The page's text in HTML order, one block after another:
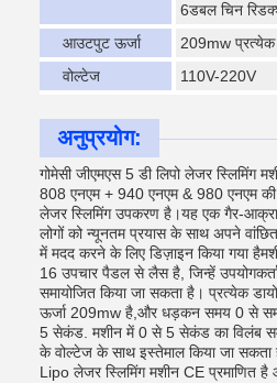
6डबल चिन
आउटपुट ऊर्जा
209mw प्रत्येक
वोल्टेज
110V-220V
अनुप्रयोग:
गोमेसी जीएमएस 5 डी लिपो लेजर स्लिमिंग
808 एनएम + 940 एनएम & 980 एनएम
लेजर स्लिमिंग उपकरण है।यह एक गैर-
लोगों को न्यूनतम प्रयास के साथ अपने
में मदद करने के लिए डिज़ाइन किया गया
16 उपचार पैडल से लैस है, जिन्हें
समायोजित किया जा सकता है। प्रत्येक
ऊर्जा 209mw है,और धड़कन समय 0 से
5 सेकंड. मशीन में 0 से 5 सेकंड का विलंब
के वोल्टेज के साथ इस्तेमाल किया जा
Lipo लेजर स्लिमिंग मशीन CE प्रमाणित है